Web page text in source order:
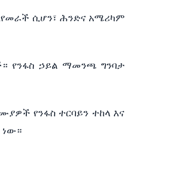
ሲሆን፣ ሕንድና አሜሪካም
የንፋስ ኃይል ማመንጫ ግንባታ
የንፋስ ተርባይን ተከላ እና
ነው።